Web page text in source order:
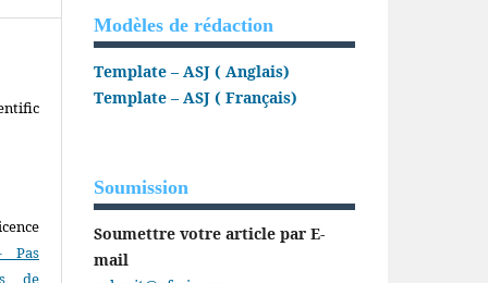
Pas
Modèles de rédaction
Template – ASJ ( Anglais)
Template – ASJ ( Français)
Soumission
Soumettre votre article par E-
mail